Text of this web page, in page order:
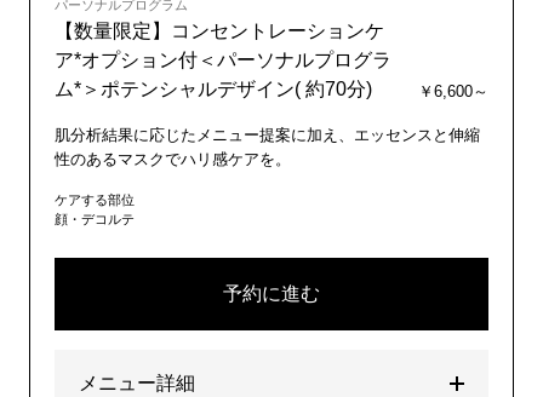
パーソナルプログラム
【数量限定】コンセントレーションケ
ア*オプション付＜パーソナルプログラ
ム*＞ポテンシャルデザイン( 約70分)
￥6,600～
肌分析結果に応じたメニュー提案に加え、エッセンスと伸縮
性のあるマスクでハリ感ケアを。
ケアする部位
顔・デコルテ
予約に進む
メニュー詳細